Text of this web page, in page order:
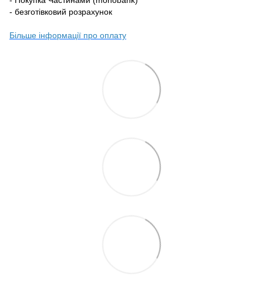
- безготівковий розрахунок
Більше інформації про оплату